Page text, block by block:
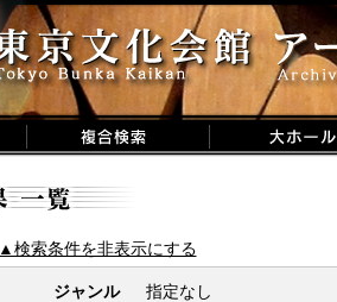
▲検索条件を非表示にする
ジャンル
指定なし